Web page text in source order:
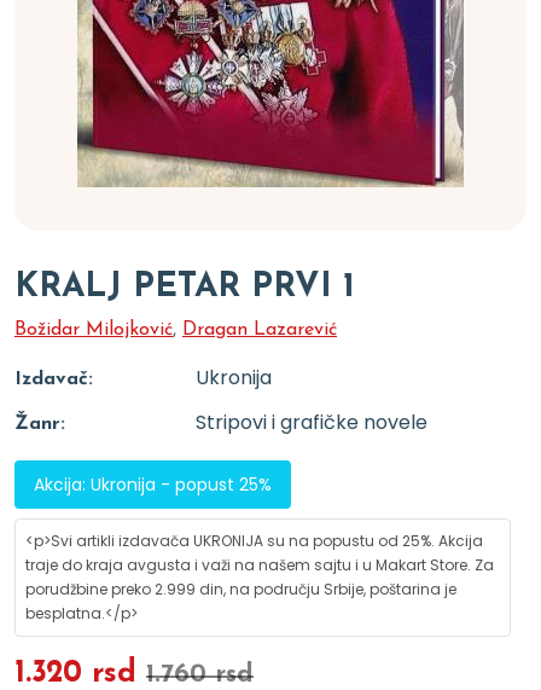
KRALJ PETAR PRVI 1
Božidar Milojković, Dragan Lazarević
Izdavač: Ukronija
Žanr: Stripovi i grafičke novele
Akcija: Ukronija - popust 25%
<p>Svi artikli izdavača UKRONIJA su na popustu od 25%. Akcija
traje do kraja avgusta i važi na našem sajtu i u Makart Store. Za
porudžbine preko 2.999 din, na području Srbije, poštarina je
besplatna.</p>
1.320 rsd 1.760 rsd